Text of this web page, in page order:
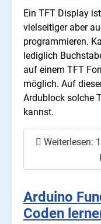
Ein TFT Display
vielseitiger aber
programmieren.
lediglich
auf einem TFT
möglich. Auf
Ardublock solche
kannst.
Weiterlesen:
Arduino
Coden